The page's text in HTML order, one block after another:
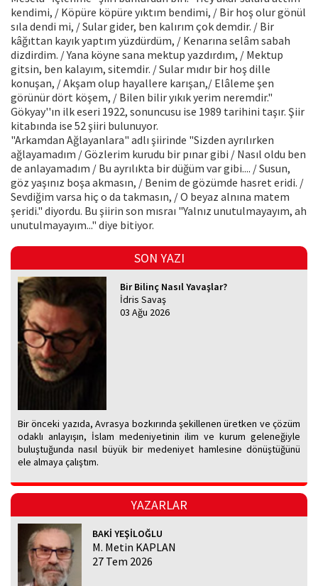
kendimi, / Köpüre köpüre yıktım bendimi, / Bir hoş olur gönül
sıla dendi mi, / Sular gider, ben kalırım çok demdir. / Bir
kâğıttan kayık yaptım yüzdürdüm, / Kenarına selâm sabah
dizdirdim. / Yana köyne sana mektup yazdırdım, / Mektup
gitsin, ben kalayım, sitemdir. / Sular mıdır bir hoş dille
konuşan, / Akşam olup hayallere karışan,/ Elâleme şen
görünür dört köşem, / Bilen bilir yıkık yerim neremdir."
Gökyay''ın ilk eseri 1922, sonuncusu ise 1989 tarihini taşır. Şiir
kitabında ise 52 şiiri bulunuyor.
"Arkamdan Ağlayanlara" adlı şiirinde "Sizden ayrılırken
ağlayamadım / Gözlerim kurudu bir pınar gibi / Nasıl oldu ben
de anlayamadım / Bu ayrılıkta bir düğüm var gibi.... / Susun,
göz yaşınız boşa akmasın, / Benim de gözümde hasret eridi. /
Sevdiğim varsa hiç o da takmasın, / O beyaz alnına matem
şeridi." diyordu. Bu şiirin son mısraı "Yalnız unutulmayayım, ah
unutulmayayım..." diye bitiyor.
SON YAZI
Bir Bilinç Nasıl Yavaşlar?
İdris Savaş
03 Ağu 2026
Bir önceki yazıda, Avrasya bozkırında şekillenen üretken ve çözüm
odaklı anlayışın, İslam medeniyetinin ilim ve kurum geleneğiyle
buluştuğunda nasıl büyük bir medeniyet hamlesine dönüştüğünü
ele almaya çalıştım.
YAZARLAR
BAKİ YEŞİLOĞLU
M. Metin KAPLAN
27 Tem 2026